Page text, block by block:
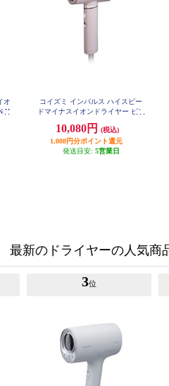
オ
H
コイズミ インパルス ハイスピー
ドマイナスイオンドライヤー ピン
10,080円
(税込)
1,008円分ポイント還元
発送目安: 5営業日
最新のドライヤーの人気商
3位